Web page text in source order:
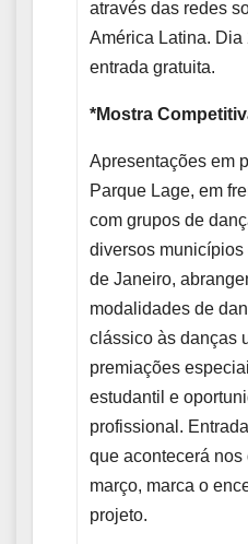
através das redes
América Latina. Dia
entrada gratuita.
*Mostra
Apresentações em
Parque Lage, em
com grupos de
diversos
de Janeiro,
modalidades de
clássico às danças
premiações
estudantil e
profissional.
que acontecerá
março, marca o
projeto.